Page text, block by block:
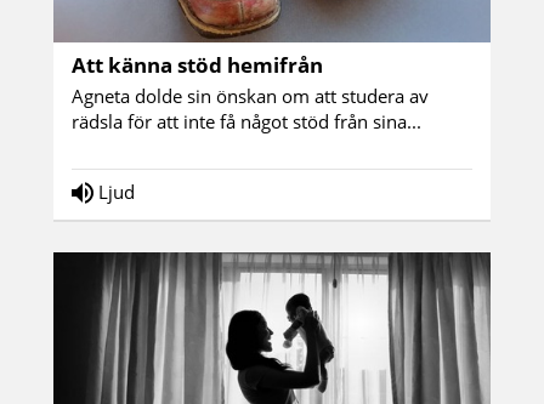
Att känna stöd hemifrån
Agneta dolde sin önskan om att studera av
rädsla för att inte få något stöd från sina...
Ljud